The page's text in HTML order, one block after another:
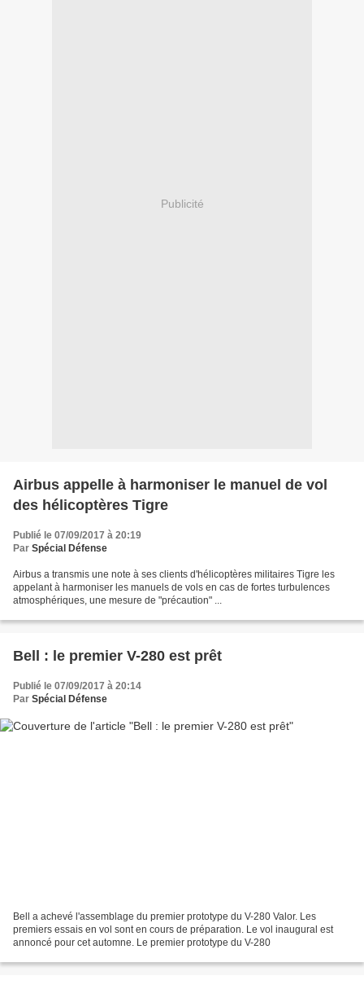
Publicité
Airbus appelle à harmoniser le manuel de vol
des hélicoptères Tigre
Publié le 07/09/2017 à 20:19
Par Spécial Défense
Airbus a transmis une note à ses clients d'hélicoptères militaires Tigre les
appelant à harmoniser les manuels de vols en cas de fortes turbulences
atmosphériques, une mesure de "précaution" ...
Bell : le premier V-280 est prêt
Publié le 07/09/2017 à 20:14
Par Spécial Défense
Bell a achevé l'assemblage du premier prototype du V-280 Valor. Les
premiers essais en vol sont en cours de préparation. Le vol inaugural est
annoncé pour cet automne. Le premier prototype du V-280